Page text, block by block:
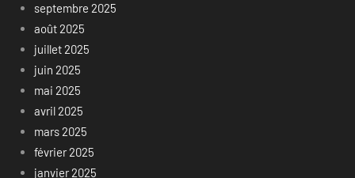
septembre 2025
août 2025
juillet 2025
juin 2025
mai 2025
avril 2025
mars 2025
février 2025
janvier 2025